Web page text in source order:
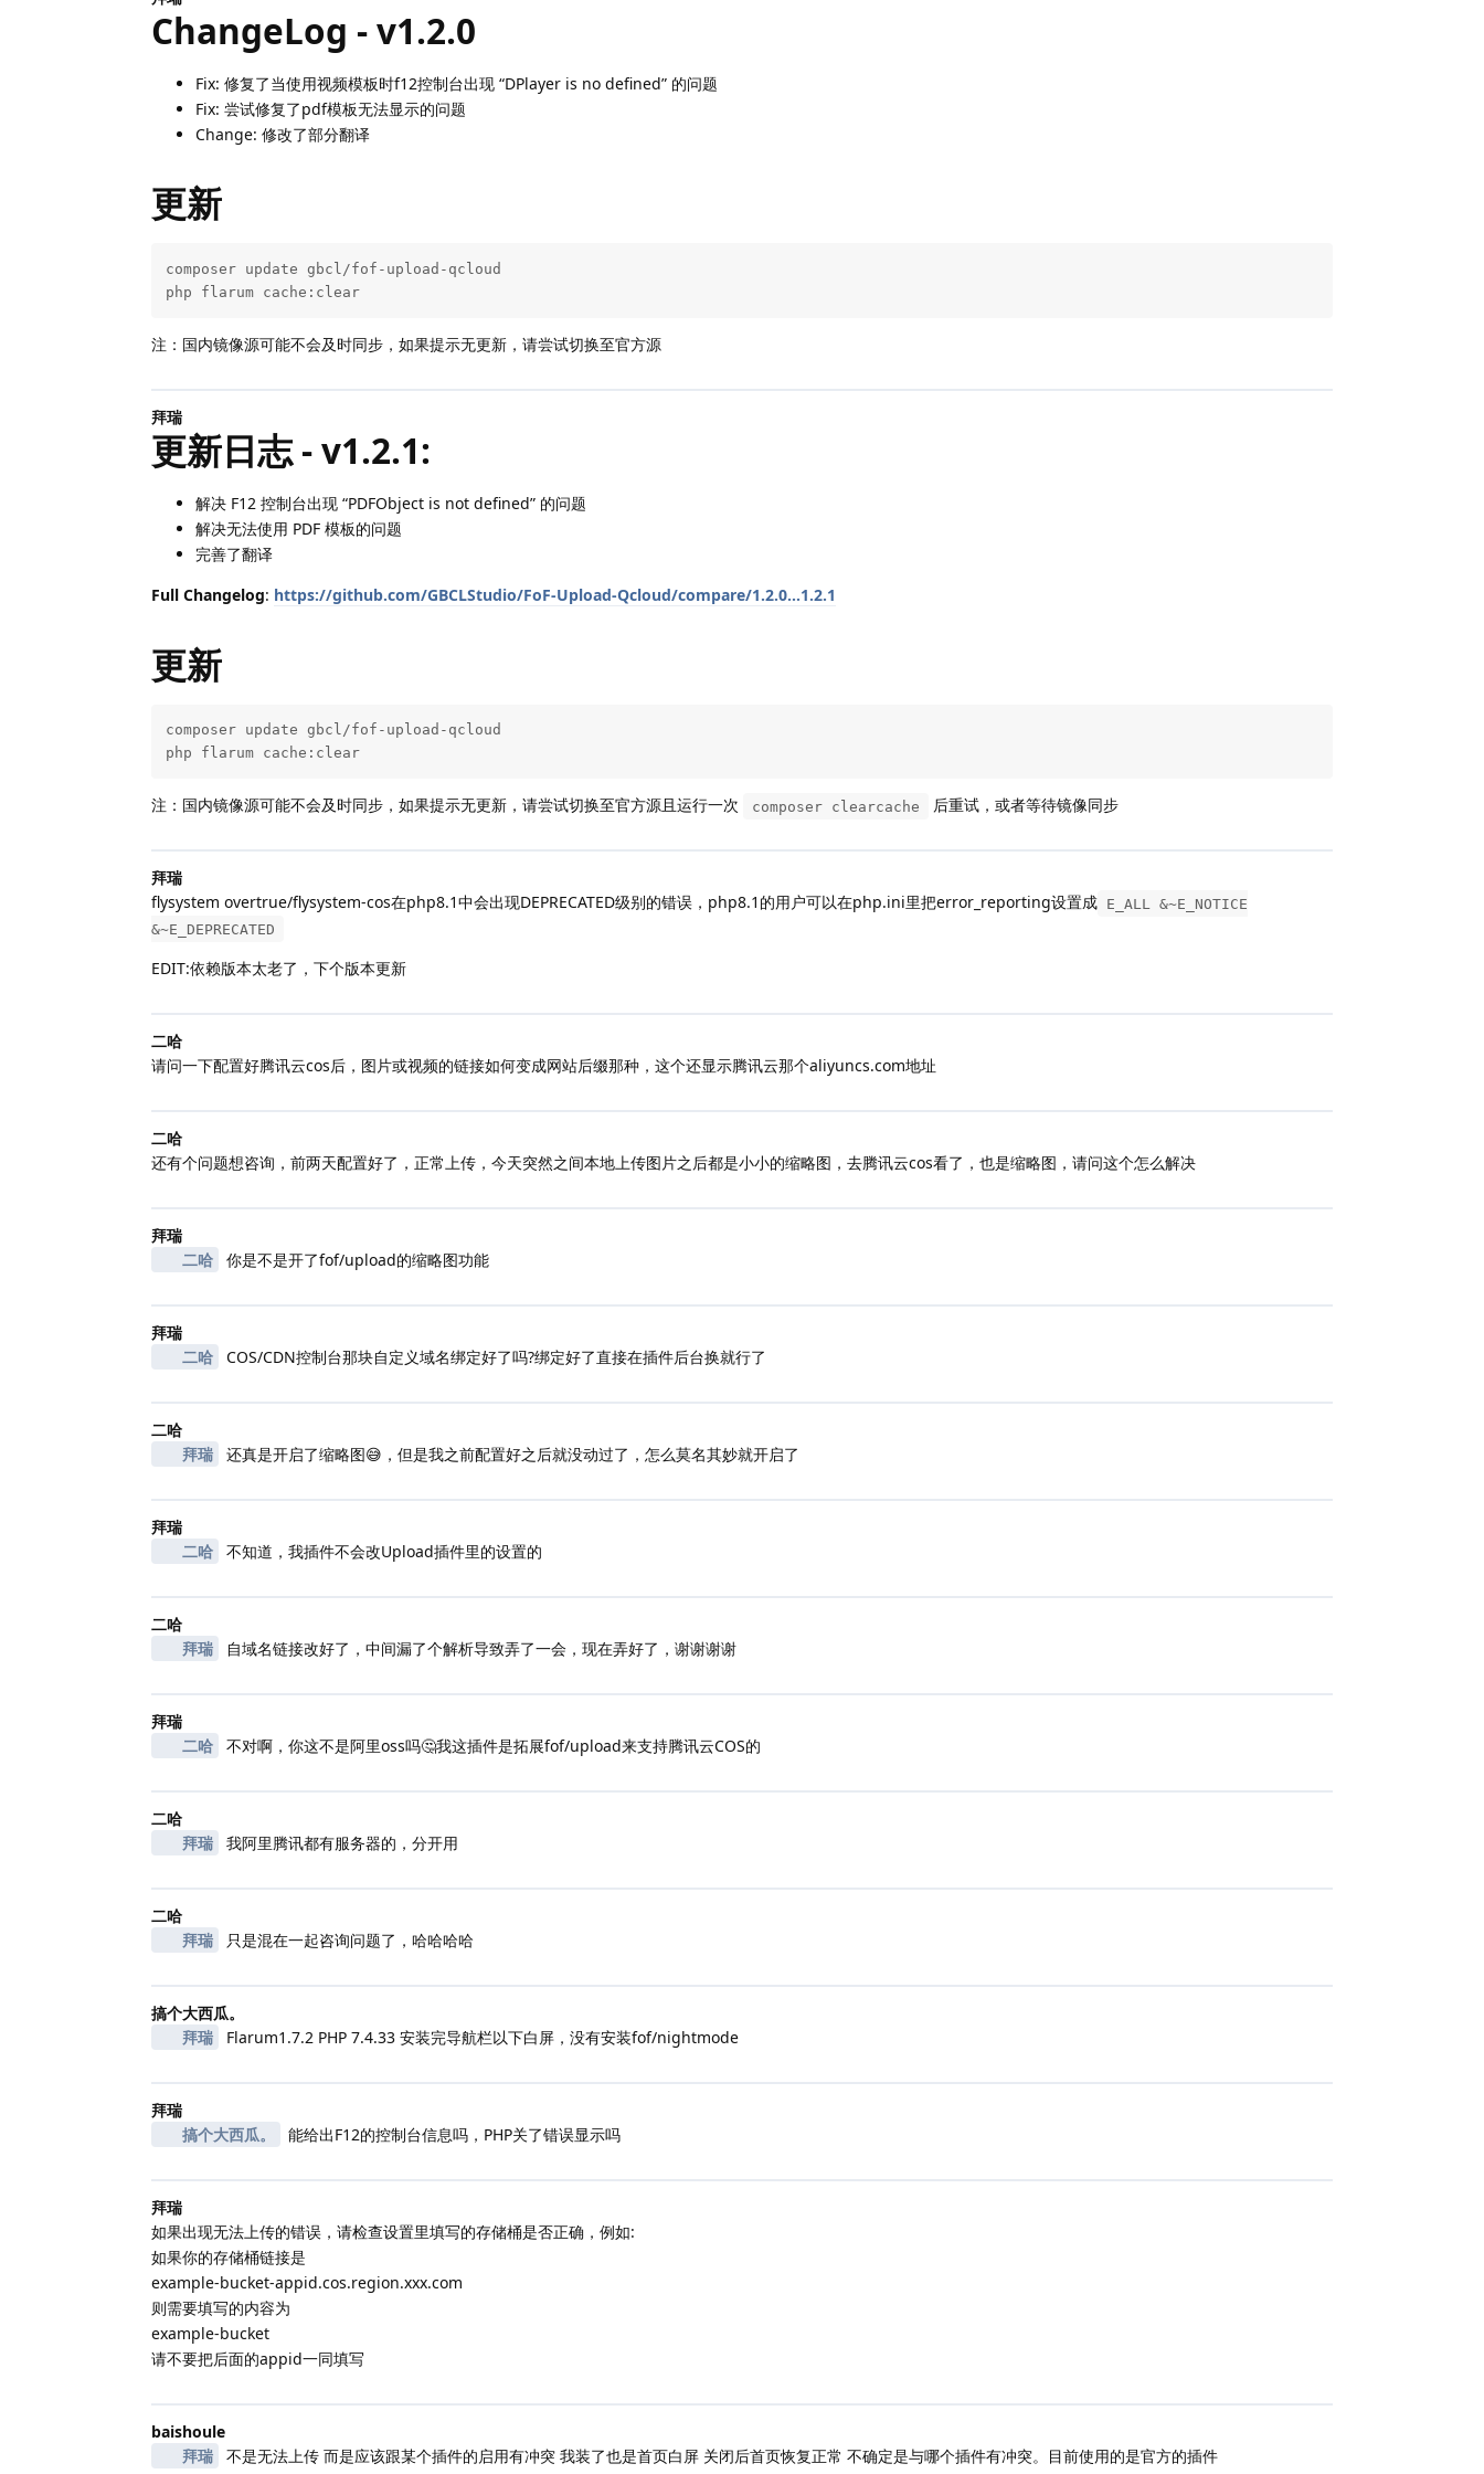
ChangeLog - v1.2.0
Fix: 修复了当使用视频模板时f12控制台出现 “DPlayer is no defined” 的问题
Fix: 尝试修复了pdf模板无法显示的问题
Change: 修改了部分翻译
更新
composer update gbcl/fof-upload-qcloud
php flarum cache:clear
注：国内镜像源可能不会及时同步，如果提示无更新，请尝试切换至官方源
拜瑞
更新日志 - v1.2.1:
解决 F12 控制台出现 “PDFObject is not defined” 的问题
解决无法使用 PDF 模板的问题
完善了翻译
Full Changelog: https://github.com/GBCLStudio/FoF-Upload-Qcloud/compare/1.2.0...1.2.1
更新
composer update gbcl/fof-upload-qcloud
php flarum cache:clear
注：国内镜像源可能不会及时同步，如果提示无更新，请尝试切换至官方源且运行一次 composer clearcache 后重试，或者等待镜像同步
拜瑞
flysystem overtrue/flysystem-cos在php8.1中会出现DEPRECATED级别的错误，php8.1的用户可以在php.ini里把error_reporting设置成 E_ALL &~E_NOTICE
&~E_DEPRECATED
EDIT:依赖版本太老了，下个版本更新
二哈
请问一下配置好腾讯云cos后，图片或视频的链接如何变成网站后缀那种，这个还显示腾讯云那个aliyuncs.com地址
二哈
还有个问题想咨询，前两天配置好了，正常上传，今天突然之间本地上传图片之后都是小小的缩略图，去腾讯云cos看了，也是缩略图，请问这个怎么解决
拜瑞
二哈
你是不是开了fof/upload的缩略图功能
拜瑞
二哈
COS/CDN控制台那块自定义域名绑定好了吗?绑定好了直接在插件后台换就行了
二哈
拜瑞
还真是开启了缩略图😅，但是我之前配置好之后就没动过了，怎么莫名其妙就开启了
拜瑞
二哈
不知道，我插件不会改Upload插件里的设置的
二哈
拜瑞
自域名链接改好了，中间漏了个解析导致弄了一会，现在弄好了，谢谢谢谢
拜瑞
二哈
不对啊，你这不是阿里oss吗🤔我这插件是拓展fof/upload来支持腾讯云COS的
二哈
拜瑞
我阿里腾讯都有服务器的，分开用
二哈
拜瑞
只是混在一起咨询问题了，哈哈哈哈
搞个大西瓜。
拜瑞
Flarum1.7.2 PHP 7.4.33 安装完导航栏以下白屏，没有安装fof/nightmode
拜瑞
搞个大西瓜。
能给出F12的控制台信息吗，PHP关了错误显示吗
拜瑞
如果出现无法上传的错误，请检查设置里填写的存储桶是否正确，例如:
如果你的存储桶链接是
example-bucket-appid.cos.region.xxx.com
则需要填写的内容为
example-bucket
请不要把后面的appid一同填写
baishoule
拜瑞
不是无法上传 而是应该跟某个插件的启用有冲突 我装了也是首页白屏 关闭后首页恢复正常 不确定是与哪个插件有冲突。目前使用的是官方的插件